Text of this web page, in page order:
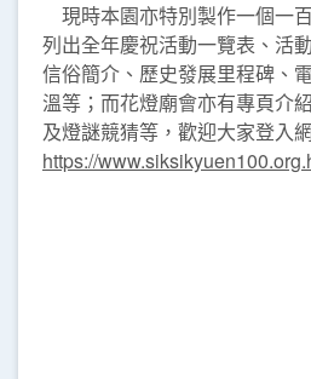
現時本園亦特別製作一個一
列出全年慶祝活動一覽表、活
信俗簡介、歷史發展里程碑、
溫等；而花燈廟會亦有專頁介
及燈謎競猜等，歡迎大家登入
https://